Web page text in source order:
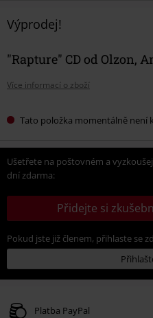
Výprodej!
"Rapture" CD od Olzon,
Více informací o zboží
Tato položka momentálně není
Ušetřete na poštovném a
dní zdarma:
Přidejte si
Pokud jste již členem, přihlaste se
Platba PayPal